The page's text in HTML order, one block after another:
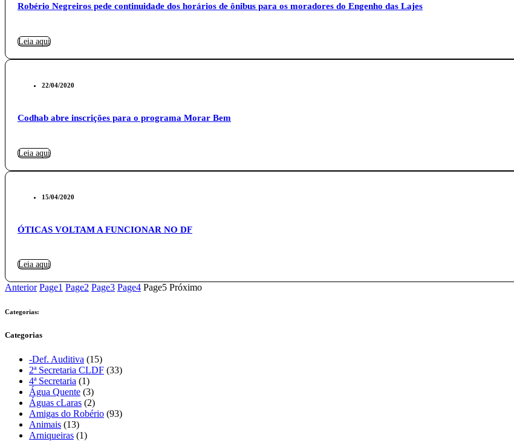
Robério Negreiros pede continuidade dos horários de ônibus para os moradores do Engenho das Lajes
Leia aqui
22/04/2020
Codhab abre inscrições para o programa Morar Bem
Leia aqui
15/04/2020
ÓTICAS VOLTAM A FUNCIONAR NO DF
Leia aqui
Anterior Page1 Page2 Page3 Page4 Page5 Próximo
Categorias:
Categorias
-Def. Auditiva (15)
2ª Secretaria CLDF (33)
4ª Secretaria (1)
Água Quente (3)
Águas cLaras (2)
Amigas do Robério (93)
Animais (13)
Arniqueiras (1)